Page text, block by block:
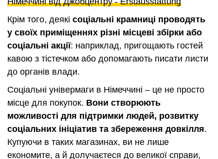
Крім того, деякі соціальні крамниці проводять
у своїх приміщеннях різні місцеві збірки або
соціальні акції: наприклад, пригощають гостей
кавою з тістечком або допомагають писати листи
до органів влади.
Соціальні універмаги в Німеччині – це не просто
місце для покупок. Вони створюють
можливості для підтримки людей, розвитку
соціальних ініціатив та збереження довкілля.
Купуючи в таких магазинах, ви не лише
економите, а й долучаєтеся до великої справи,